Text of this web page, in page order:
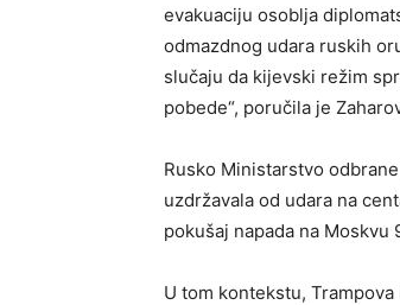
evakuaciju osoblja
odmazdnog udara ruskih
slučaju da kijevski režim
pobede“, poručila je
Rusko Ministarstvo
uzdržavala od udara na
pokušaj napada na Moskvu
U tom kontekstu,